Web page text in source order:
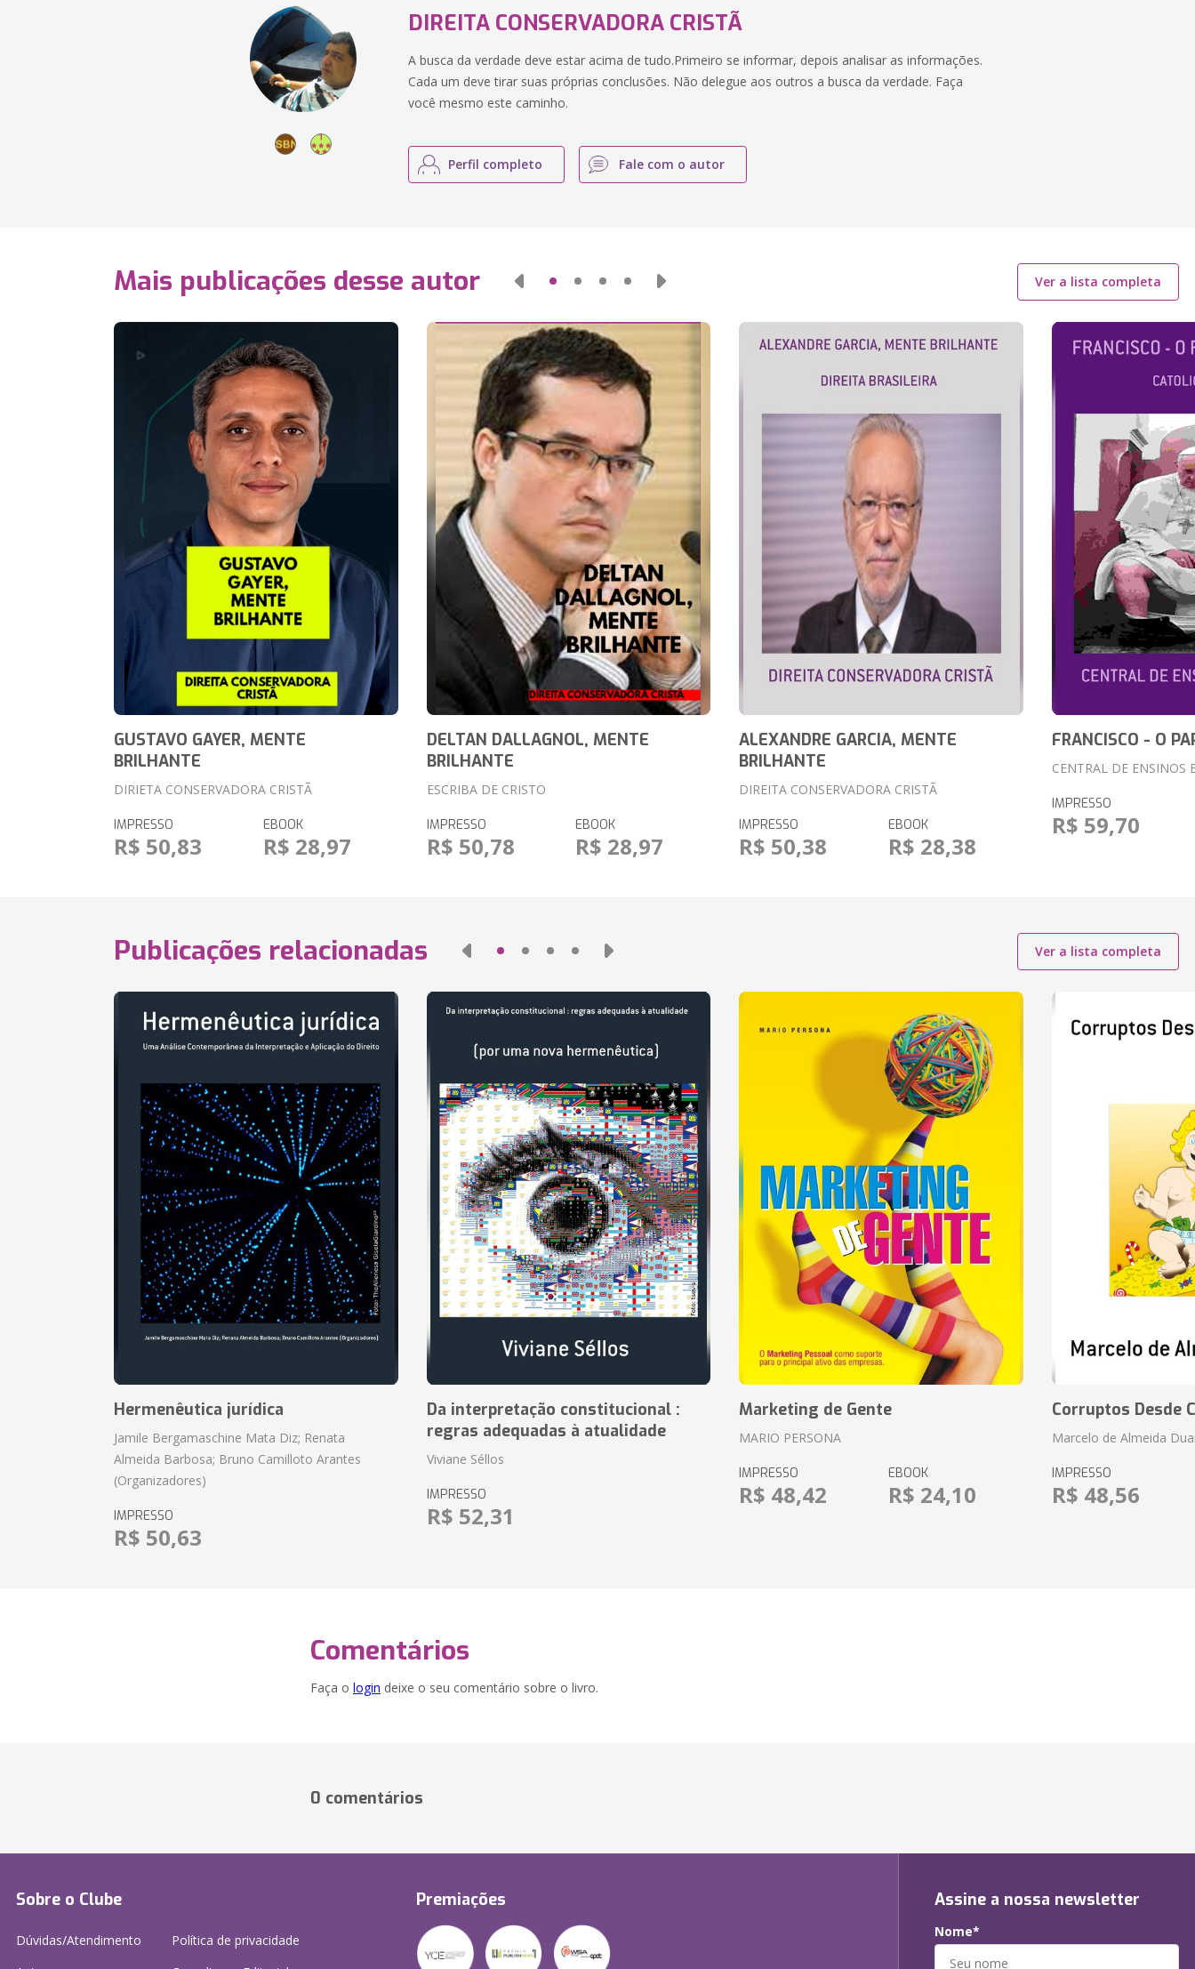
DIREITA CONSERVADORA CRISTÃ
A busca da verdade deve estar acima de tudo.Primeiro se informar, depois analisar as informações.
Cada um deve tirar suas próprias conclusões. Não delegue aos outros a busca da verdade. Faça
você mesmo este caminho.
Perfil completo Fale com o autor
Mais publicações desse autor Ver a lista completa
GUSTAVO GAYER, MENTE
BRILHANTE
DIRIETA CONSERVADORA CRISTÃ
IMPRESSO
R$ 50,83
EBOOK
R$ 28,97
DELTAN DALLAGNOL, MENTE
BRILHANTE
ESCRIBA DE CRISTO
IMPRESSO
R$ 50,78
EBOOK
R$ 28,97
ALEXANDRE GARCIA, MENTE
BRILHANTE
DIREITA CONSERVADORA CRISTÃ
IMPRESSO
R$ 50,38
EBOOK
R$ 28,38
FRANCISCO - O
CENTRAL DE ENSINOS
IMPRESSO
R$ 59,70
Publicações relacionadas Ver a lista completa
Hermenêutica jurídica
Jamile Bergamaschine Mata Diz; Renata
Almeida Barbosa; Bruno Camilloto Arantes
(Organizadores)
IMPRESSO
R$ 50,63
Da interpretação constitucional :
regras adequadas à atualidade
Viviane Séllos
IMPRESSO
R$ 52,31
Marketing de Gente
MARIO PERSONA
IMPRESSO
R$ 48,42
EBOOK
R$ 24,10
Corruptos Desde
Marcelo de Almeida
IMPRESSO
R$ 48,56
Comentários
Faça o login deixe o seu comentário sobre o livro.
0 comentários
Sobre o Clube
Dúvidas/Atendimento
Política de privacidade
Premiações Assine a nossa newsletter
Nome*